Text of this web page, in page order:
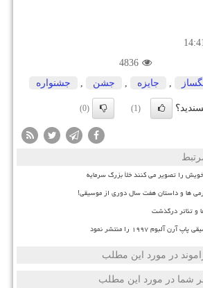
4836
جایزه جشن جشنواره
(1)
(0)
خویش را تصویر می کنند خلأ بزرگ سرمایه
ها و داستان هفت سال دوری از موسیقی!
و تئاتر درگذشت
۱۹۹۷ را منتشر نمود
در مورد این مطلب
شما در مورد این مطلب